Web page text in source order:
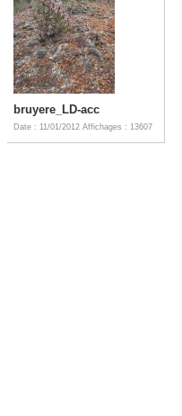
bruyere_LD-acc
Date : 11/01/2012 Affichages : 13607